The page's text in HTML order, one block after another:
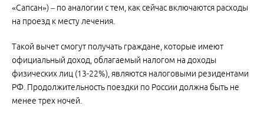
«Сапсан») – по аналогии с тем, как сейчас включаются расходы
на проезд к месту лечения.
Такой вычет смогут получать граждане, которые имеют
официальный доход, облагаемый налогом на доходы
физических лиц (13-22%), являются налоговыми резидентами
РФ. Продолжительность поездки по России должна быть не
менее трех ночей.